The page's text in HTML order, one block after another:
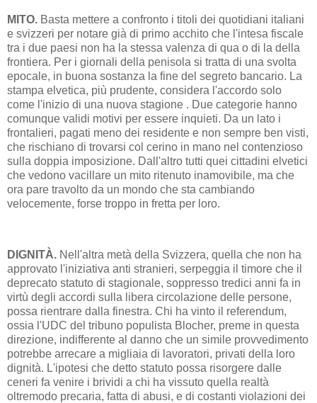
MITO. Basta mettere a confronto i titoli dei quotidiani italiani
e svizzeri per notare già di primo acchito che l'intesa fiscale
tra i due paesi non ha la stessa valenza di qua o di la della
frontiera. Per i giornali della penisola si tratta di una svolta
epocale, in buona sostanza la fine del segreto bancario. La
stampa elvetica, più prudente, considera l'accordo solo
come l'inizio di una nuova stagione . Due categorie hanno
comunque validi motivi per essere inquieti. Da un lato i
frontalieri, pagati meno dei residente e non sempre ben visti,
che rischiano di trovarsi col cerino in mano nel contenzioso
sulla doppia imposizione. Dall'altro tutti quei cittadini elvetici
che vedono vacillare un mito ritenuto inamovibile, ma che
ora pare travolto da un mondo che sta cambiando
velocemente, forse troppo in fretta per loro.
DIGNITÀ. Nell'altra metà della Svizzera, quella che non ha
approvato l'iniziativa anti stranieri, serpeggia il timore che il
deprecato statuto di stagionale, soppresso tredici anni fa in
virtù degli accordi sulla libera circolazione delle persone,
possa rientrare dalla finestra. Chi ha vinto il referendum,
ossia l'UDC del tribuno populista Blocher, preme in questa
direzione, indifferente al danno che un simile provvedimento
potrebbe arrecare a migliaia di lavoratori, privati della loro
dignità. L'ipotesi che detto statuto possa risorgere dalle
ceneri fa venire i brividi a chi ha vissuto quella realtà
oltremodo precaria, fatta di abusi, e di costanti violazioni dei